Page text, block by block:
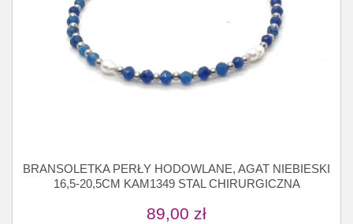
BRANSOLETKA PERŁY HODOWLANE, AGAT NIEBIESKI
16,5-20,5CM KAM1349 STAL CHIRURGICZNA
89,00 zł